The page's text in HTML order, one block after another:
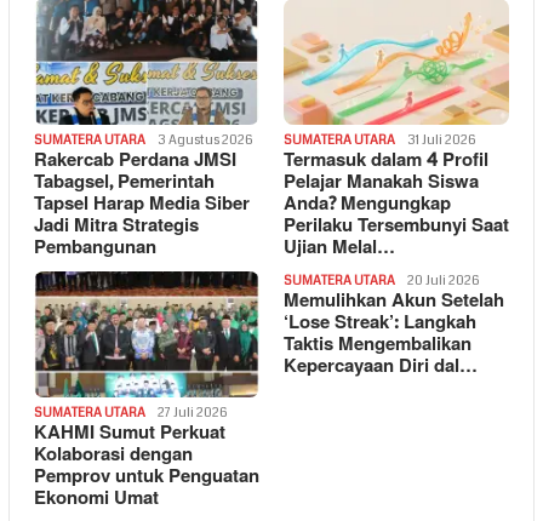
SUMATERA UTARA 3 Agustus 2026
Rakercab Perdana JMSI
Tabagsel, Pemerintah
Tapsel Harap Media Siber
Jadi Mitra Strategis
Pembangunan
SUMATERA UTARA 31 Juli 2026
Termasuk dalam 4 Profil
Pelajar Manakah Siswa
Anda? Mengungkap
Perilaku Tersembunyi Saat
Ujian Melal…
SUMATERA UTARA 27 Juli 2026
KAHMI Sumut Perkuat
Kolaborasi dengan
Pemprov untuk Penguatan
Ekonomi Umat
SUMATERA UTARA 20 Juli 2026
Memulihkan Akun Setelah
‘Lose Streak’: Langkah
Taktis Mengembalikan
Kepercayaan Diri dal…